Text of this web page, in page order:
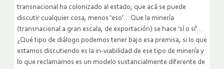
transnacional ha colonizado al estado; que acá se puede
discutir cualquier cosa, menos ‘eso’… Que la minería
(transnacional a gran escala, de exportación) se hace ‘sí o sí’…
¿Qué tipo de diálogo podemos tener bajo esa premisa, si lo que
estamos discutiendo es la in-viabilidad de ese tipo de minería y
lo que reclamamos es un modelo sustancialmente diferente de